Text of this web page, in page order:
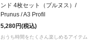
ンド 4枚セット（プルヌス）/
Prunus / A3 Profil
5,280円(税込)
おうち時間をたくさん楽しめるアイテム